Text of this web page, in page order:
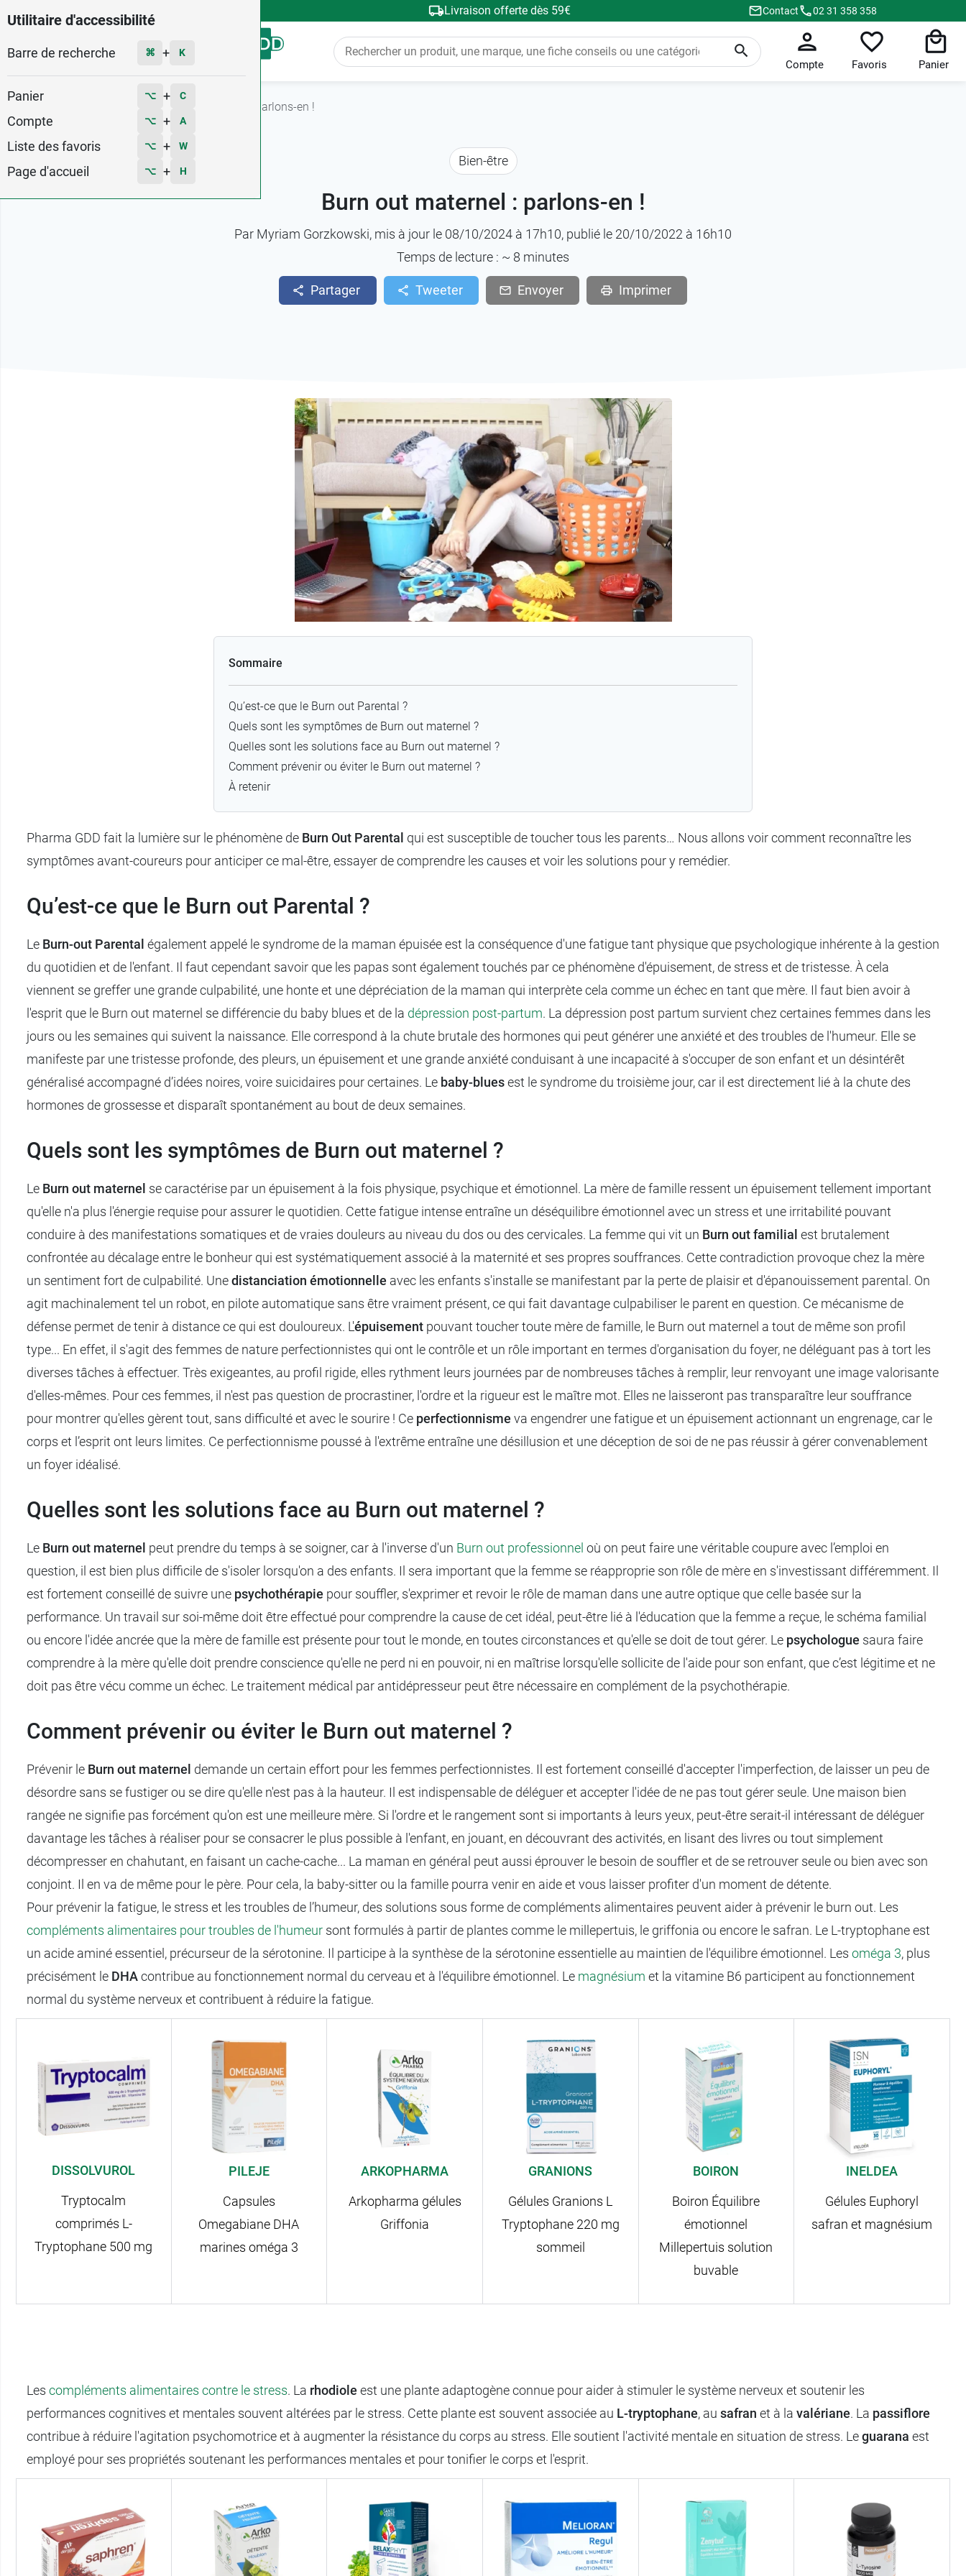
Utilitaire d'accessibilité
Barre de recherche ⌘ + K
Panier ⌥ + C
Compte ⌥ + A
Liste des favoris ⌥ + W
Page d'accueil ⌥ + H
Livraison offerte dès 59€ Contact 02 31 358 358
Menu
Compte Favoris Panier
Burn out maternel : parlons-en !
Bien-être
Burn out maternel : parlons-en !
Par Myriam Gorzkowski, mis à jour le 08/10/2024 à 17h10, publié le 20/10/2022 à 16h10
Temps de lecture : ~ 8 minutes
Partager Tweeter Envoyer Imprimer
Sommaire
Qu’est-ce que le Burn out Parental ?
Quels sont les symptômes de Burn out maternel ?
Quelles sont les solutions face au Burn out maternel ?
Comment prévenir ou éviter le Burn out maternel ?
À retenir
Pharma GDD fait la lumière sur le phénomène de Burn Out Parental qui est susceptible de toucher tous les parents… Nous allons voir comment reconnaître les
symptômes avant-coureurs pour anticiper ce mal-être, essayer de comprendre les causes et voir les solutions pour y remédier.
Qu’est-ce que le Burn out Parental ?
Le Burn-out Parental également appelé le syndrome de la maman épuisée est la conséquence d'une fatigue tant physique que psychologique inhérente à la gestion
du quotidien et de l'enfant. Il faut cependant savoir que les papas sont également touchés par ce phénomène d'épuisement, de stress et de tristesse. À cela
viennent se greffer une grande culpabilité, une honte et une dépréciation de la maman qui interprète cela comme un échec en tant que mère. Il faut bien avoir à
l'esprit que le Burn out maternel se différencie du baby blues et de la dépression post-partum. La dépression post partum survient chez certaines femmes dans les
jours ou les semaines qui suivent la naissance. Elle correspond à la chute brutale des hormones qui peut générer une anxiété et des troubles de l'humeur. Elle se
manifeste par une tristesse profonde, des pleurs, un épuisement et une grande anxiété conduisant à une incapacité à s'occuper de son enfant et un désintérêt
généralisé accompagné d’idées noires, voire suicidaires pour certaines. Le baby-bluesest le syndrome du troisième jour, car il est directement lié à la chute des
hormones de grossesse et disparaît spontanément au bout de deux semaines.
Quels sont les symptômes de Burn out maternel ?
Le Burn out maternel se caractérise par un épuisement à la fois physique, psychique et émotionnel. La mère de famille ressent un épuisement tellement important
qu'elle n'a plus l'énergie requise pour assurer le quotidien. Cette fatigue intense entraîne un déséquilibre émotionnel avec un stress et une irritabilité pouvant
conduire à des manifestations somatiques et de vraies douleurs au niveau du dos ou des cervicales. La femme qui vit un Burn out familial est brutalement
confrontée au décalage entre le bonheur qui est systématiquement associé à la maternité et ses propres souffrances. Cette contradiction provoque chez la mère
un sentiment fort de culpabilité. Unedistanciation émotionnelle avec les enfants s'installe se manifestant par la perte de plaisir et d'épanouissement parental. On
agit machinalement tel un robot, en pilote automatique sans être vraiment présent, ce qui fait davantage culpabiliser le parent en question. Ce mécanisme de
défense permet de tenir à distance ce qui est douloureux. L'épuisement pouvant toucher toute mère de famille, le Burn out maternel a tout de même son profil
type... En effet, il s'agit des femmes de nature perfectionnistes qui ont le contrôle et un rôle important en termes d'organisation du foyer, ne déléguant pas à tort les
diverses tâches à effectuer. Très exigeantes, au profil rigide, elles rythment leurs journées par de nombreuses tâches à remplir, leur renvoyant une image valorisante
d'elles-mêmes. Pour ces femmes, il n'est pas question de procrastiner, l'ordre et la rigueur est le maître mot. Elles ne laisseront pas transparaître leur souffrance
pour montrer qu'elles gèrent tout, sans difficulté et avec le sourire ! Ce perfectionnisme va engendrer une fatigue et un épuisement actionnant un engrenage, car le
corps et l’esprit ont leurs limites. Ce perfectionnisme poussé à l'extrême entraîne une désillusion et une déception de soi de ne pas réussir à gérer convenablement
un foyer idéalisé.
Quelles sont les solutions face au Burn out maternel ?
Le Burn out maternel peut prendre du temps à se soigner, car à l'inverse d'un Burn out professionnel où on peut faire une véritable coupure avec l’emploi en
question, il est bien plus difficile de s'isoler lorsqu'on a des enfants. Il sera important que la femme se réapproprie son rôle de mère en s'investissant différemment. Il
est fortement conseillé de suivre une psychothérapie pour souffler, s'exprimer et revoir le rôle de maman dans une autre optique que celle basée sur la
performance. Un travail sur soi-même doit être effectué pour comprendre la cause de cet idéal, peut-être lié à l'éducation que la femme a reçue, le schéma familial
ou encore l'idée ancrée que la mère de famille est présente pour tout le monde, en toutes circonstances et qu'elle se doit de tout gérer. Le psychologue saura faire
comprendre à la mère qu'elle doit prendre conscience qu'elle ne perd ni en pouvoir, ni en maîtrise lorsqu'elle sollicite de l'aide pour son enfant, que c’est légitime et ne
doit pas être vécu comme un échec. Le traitement médical par antidépresseur peut être nécessaire en complément de la psychothérapie.
Comment prévenir ou éviter le Burn out maternel ?
Prévenir le Burn out maternel demande un certain effort pour les femmes perfectionnistes. Il est fortement conseillé d'accepter l'imperfection, de laisser un peu de
désordre sans se fustiger ou se dire qu'elle n'est pas à la hauteur. Il est indispensable de déléguer et accepter l'idée de ne pas tout gérer seule. Une maison bien
rangée ne signifie pas forcément qu'on est une meilleure mère. Si l'ordre et le rangement sont si importants à leurs yeux, peut-être serait-il intéressant de déléguer
davantage les tâches à réaliser pour se consacrer le plus possible à l'enfant, en jouant, en découvrant des activités, en lisant des livres ou tout simplement
décompresser en chahutant, en faisant un cache-cache... La maman en général peut aussi éprouver le besoin de souffler et de se retrouver seule ou bien avec son
conjoint. Il en va de même pour le père. Pour cela, la baby-sitter ou la famille pourra venir en aide et vous laisser profiter d'un moment de détente.
Pour prévenir la fatigue, le stress et les troubles de l’humeur, des solutions sous forme de compléments alimentaires peuvent aider à prévenir le burn out. Les
compléments alimentaires pour troubles de l'humeur sont formulés à partir de plantes comme le millepertuis, le griffonia ou encore le safran. Le L-tryptophane est
un acide aminé essentiel, précurseur de la sérotonine. Il participe à la synthèse de la sérotonine essentielle au maintien de l'équilibre émotionnel. Les oméga 3, plus
précisément le DHAcontribue au fonctionnement normal du cerveau et à l'équilibre émotionnel. Le magnésium et la vitamine B6 participent au fonctionnement
normal du système nerveux et contribuent à réduire la fatigue.
DISSOLVUROL
Tryptocalm
comprimés L-
Tryptophane 500 mg
PILEJE
Capsules
Omegabiane DHA
marines oméga 3
ARKOPHARMA
Arkopharma gélules
Griffonia
GRANIONS
Gélules Granions L
Tryptophane 220 mg
sommeil
BOIRON
Boiron Équilibre
émotionnel
Millepertuis solution
buvable
INELDEA
Gélules Euphoryl
safran et magnésium
Les compléments alimentaires contre le stress. La rhodiole est une plante adaptogène connue pour aider à stimuler le système nerveux et soutenir les
performances cognitives et mentales souvent altérées par le stress. Cette plante est souvent associée au L-tryptophane, au safran et à la valériane. La passiflore
contribue à réduire l'agitation psychomotrice et à augmenter la résistance du corps au stress. Elle soutient l'activité mentale en situation de stress. Leguarana est
employé pour ses propriétés soutenant les performances mentales et pour tonifier le corps et l'esprit.